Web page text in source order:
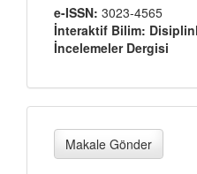
Yayınci
e-ISSN: 3023-4565
İnteraktif Bilim:
İncelemeler Dergisi
Makale
Gönder
Makale Gönder